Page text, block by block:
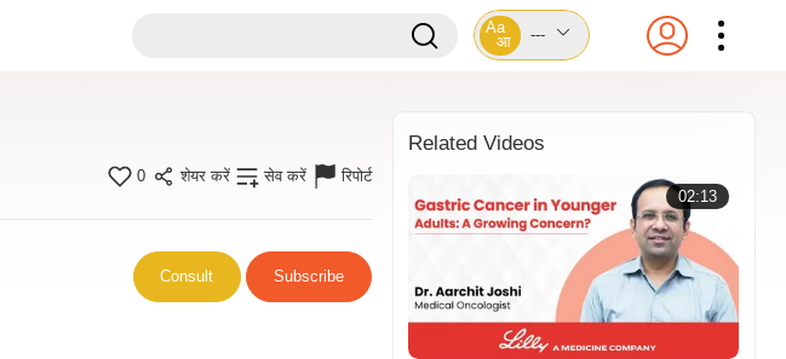
Aa
आ
---
0 शेयर करें सेव करें रिपोर्ट
Consult Subscribe
Related Videos
02:13